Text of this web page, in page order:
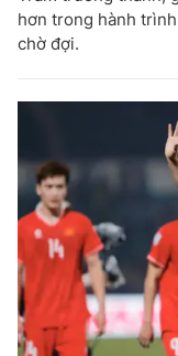
hơn trong hành
chờ đợi.